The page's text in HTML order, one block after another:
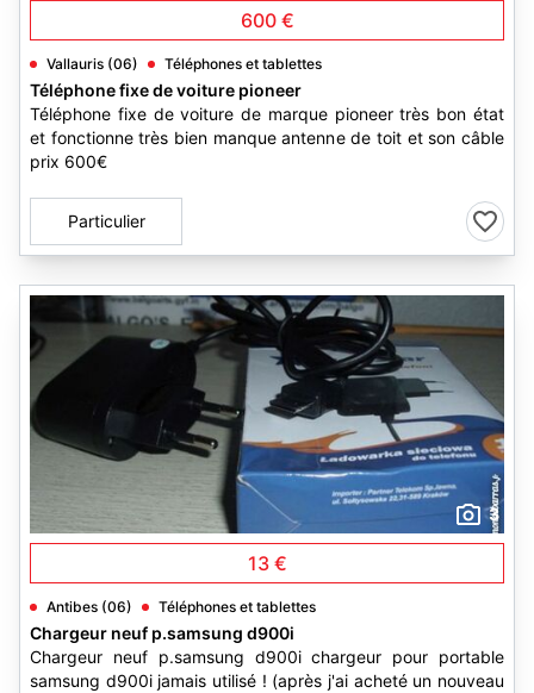
600 €
Vallauris (06) Téléphones et tablettes
Téléphone fixe de voiture pioneer
Téléphone fixe de voiture de marque pioneer très bon état
et fonctionne très bien manque antenne de toit et son câble
prix 600€
Particulier
3
13 €
Antibes (06) Téléphones et tablettes
Chargeur neuf p.samsung d900i
Chargeur neuf p.samsung d900i chargeur pour portable
samsung d900i jamais utilisé ! (après j'ai acheté un nouveau